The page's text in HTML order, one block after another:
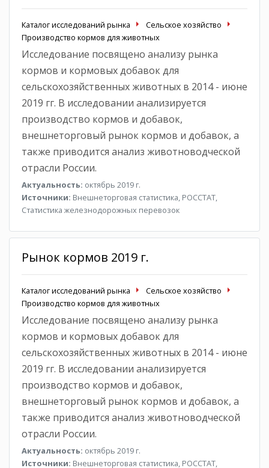
Каталог исследований рынка
Сельское хозяйство
Производство кормов для животных
Исследование посвящено анализу рынка
кормов и кормовых добавок для
сельскохозяйственных животных в 2014 - июне
2019 гг. В исследовании анализируется
производство кормов и добавок,
внешнеторговый рынок кормов и добавок, а
также приводится анализ животноводческой
отрасли России.
Актуальность: октябрь 2019 г.
Источники: Внешнеторговая статистика, РОССТАТ,
Статистика железнодорожных перевозок
Рынок кормов 2019 г.
Каталог исследований рынка
Сельское хозяйство
Производство кормов для животных
Исследование посвящено анализу рынка
кормов и кормовых добавок для
сельскохозяйственных животных в 2014 - июне
2019 гг. В исследовании анализируется
производство кормов и добавок,
внешнеторговый рынок кормов и добавок, а
также приводится анализ животноводческой
отрасли России.
Актуальность: октябрь 2019 г.
Источники: Внешнеторговая статистика, РОССТАТ,